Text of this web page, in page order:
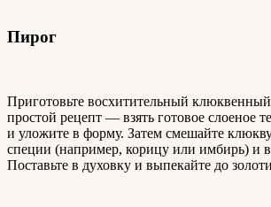
Пирог
Приготовьте восхитительный
простой рецепт — взять готовое слоеное
и уложите в форму. Затем смешайте
специи (например, корицу или имбирь) и
Поставьте в духовку и выпекайте до